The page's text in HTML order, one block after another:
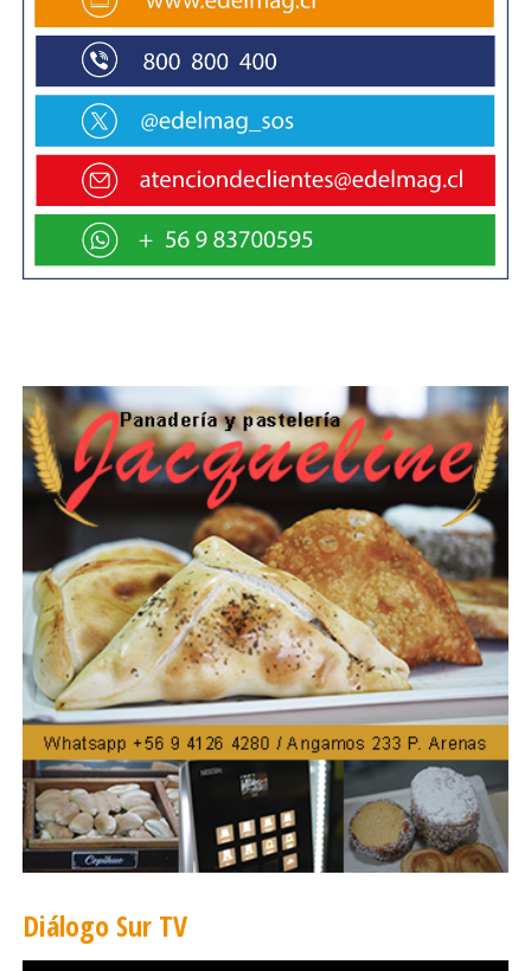
políticos o “funcionarios” gremiales para
defender sus intereses, sino que deben ser
ellos mismos los que salgan a explicar su labor.
Postura que habría sido recogida por el actual
candidato a presidir el gremio, Bernardo Larrain
Matte, quién ha asumido una actitud
diametralmente opuesta a la de su tío Eliodoro
Matte, quién después de la llamada “colusión del
papel” se retiró de la primera línea, tanto en el
que en definitiva habría impulsado a Larraín
Matte a dar un paso al frente, en vez de un paso
al costado, ante el escándalo público que afectó
a la CMPC y de la cual es miembro del directorio.
El factor Llugany
Otro factor de tipo más interno, pero no por
eso menos importante, estaría dado por la
personalidad y formas de actuar de algunos de
los protagonistas de estas elecciones 2017.
Así, por ejemplo, se destaca la figura de José
Juan Llugany (principal artillero de la candidatura
de Rodrigo Álvarez), actual vicepresidente de la
SOFOFA (y el más fuerte aliado del actual
presidente Hermann Von Mühlenbrock) y quien
por 20 años fuera gerente general de Carozzi y
ahora miembro de su directorio.
Diálogo Sur TV